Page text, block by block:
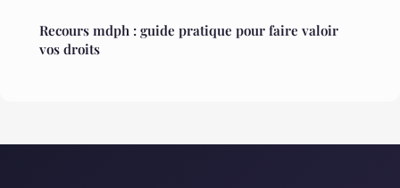
Recours mdph : guide pratique pour faire valoir
vos droits